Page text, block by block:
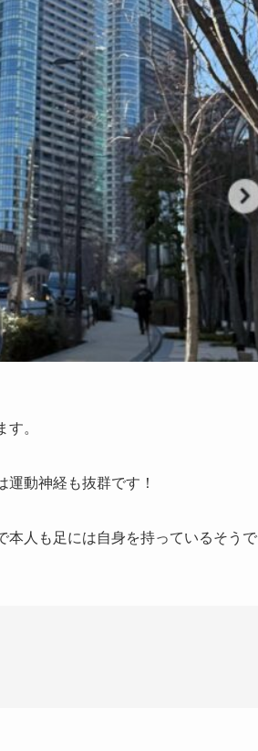
。
動神経も抜群です！
本人も足には自身を持っているそうで